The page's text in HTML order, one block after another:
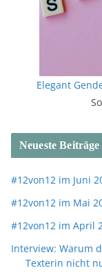
Elegant
Neueste Beiträge
#12von12 im Juni
#12von12 im Mai
#12von12 im April
Interview: Warum
Texterin nicht